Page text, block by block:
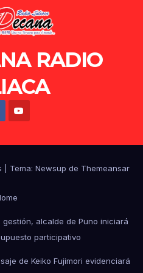
RADIO
Tema: Newsup de Themeansar
alcalde de Puno iniciará
participativo
de Keiko Fujimori evidenciará